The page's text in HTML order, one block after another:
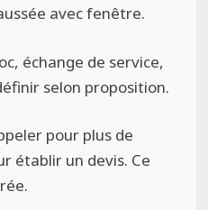
avec fenêtre.
échange de service,
selon proposition.
pour plus de
établir un devis. Ce